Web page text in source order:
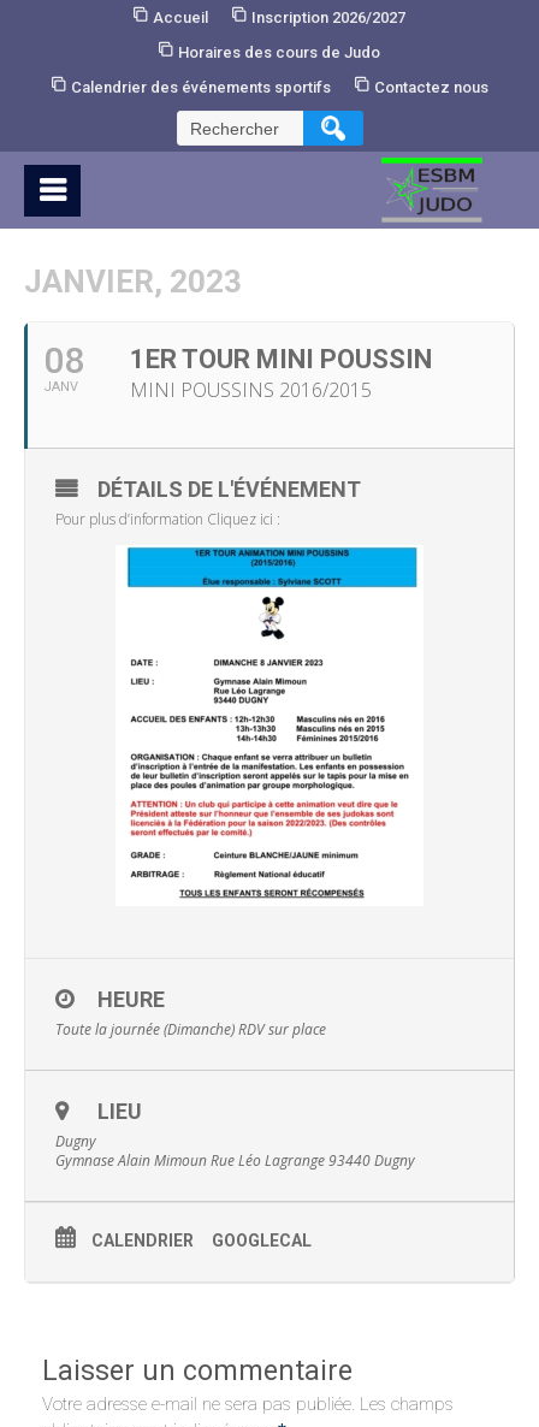
Accueil
Inscription 2026/2027
Horaires des cours de Judo
Calendrier des événements sportifs
Contactez nous
Rechercher :
JANVIER, 2023
08
JANV
1ER TOUR MINI POUSSIN
MINI POUSSINS 2016/2015
DÉTAILS DE L'ÉVÉNEMENT
Pour plus d’information Cliquez ici :
HEURE
Toute la journée (Dimanche)RDV sur place
LIEU
Dugny
Gymnase Alain Mimoun Rue Léo Lagrange 93440 Dugny
CALENDRIER GOOGLECAL
Laisser un commentaire
Votre adresse e-mail ne sera pas publiée. Les champs